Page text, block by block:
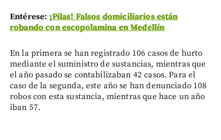
Entérese: ¡Pilas! Falsos domiciliarios están
robando con escopolamina en Medellín
En la primera se han registrado 106 casos de hurto
mediante el suministro de sustancias, mientras que
el año pasado se contabilizaban 42 casos. Para el
caso de la segunda, este año se han denunciado 108
robos con esta sustancia, mientras que hace un año
iban 57.